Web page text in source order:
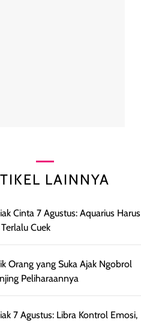
LAINNYA
Cinta 7 Agustus: Aquarius Harus
Cuek
Orang yang Suka Ajak Ngobrol
Peliharaannya
7 Agustus: Libra Kontrol Emosi,